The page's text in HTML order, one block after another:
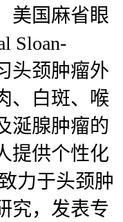
美国麻省眼
Sloan-
头颈肿瘤外
、白斑、喉
涎腺肿瘤的
提供个性化
力于头颈肿
究，发表专